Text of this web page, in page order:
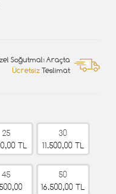
Soğutmalı Araçta
Ücretsiz Teslimat
25
TL
30
11.500,00 TL
45
50
16.500,00 TL